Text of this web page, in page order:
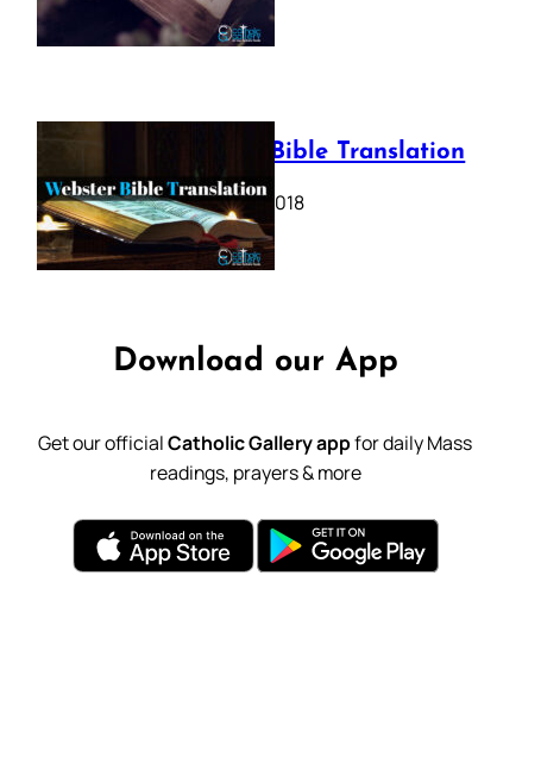
Webster Bible Translation
October 11, 2018
Download our App
Get our officialCatholic Gallery appfor daily Mass
readings, prayers & more